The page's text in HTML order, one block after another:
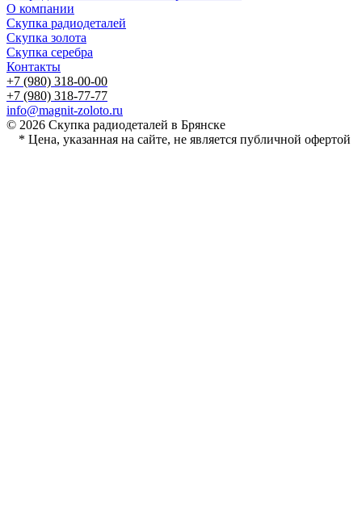
О компании
Скупка радиодеталей
Скупка золота
Скупка серебра
Контакты
+7 (980) 318-00-00
+7 (980) 318-77-77
info@magnit-zoloto.ru
© 2026 Скупка радиодеталей в Брянске
* Цена, указанная на сайте, не является публичной офертой